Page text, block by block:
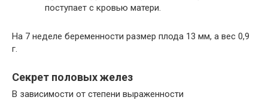
поступает с кровью матери.
На 7 неделе беременности размер плода 13 мм, а вес 0,9
г.
Секрет половых желез
В зависимости от степени выраженности